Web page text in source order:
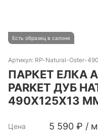
Есть образец в салоне
Артикул: RP-Natural-Oster-
ПАРКЕТ ЕЛКА
PARKET ДУБ
490Х125Х13
Цена 5 590 ₽ /